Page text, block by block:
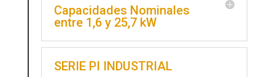
Capacidades Nominales
entre 1,6 y 25,7 kW
SERIE PI INDUSTRIAL